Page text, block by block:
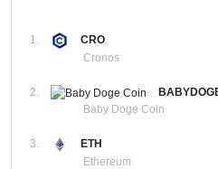
1.
CRO
Cronos
2.
Baby Doge Coin
3.
ETH
Ethereum